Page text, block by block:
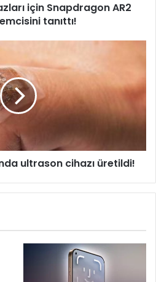
için Snapdragon AR2
tanıttı!
ultrason cihazı üretildi!